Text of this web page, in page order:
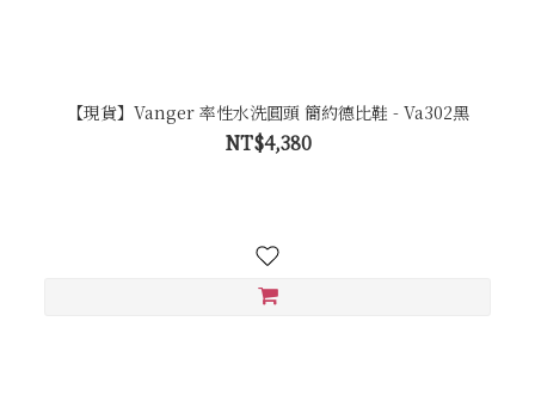
【現貨】Vanger 率性水洗圓頭 簡約德比鞋 - Va302黑
NT$4,380